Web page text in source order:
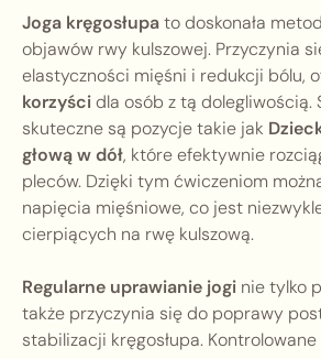
Joga kręgosłupato doskonała
objawów rwy kulszowej. Przyczynia
elastyczności mięśni i redukcji bólu,
korzyścidla osób z tą dolegliwością.
skuteczne są pozycje takie jak
głową w dół, które efektywnie
pleców. Dzięki tym ćwiczeniom
napięcia mięśniowe, co jest
cierpiących na rwę kulszową.
Regularne uprawianie jogi nie tylko
także przyczynia się do poprawy
stabilizacji kręgosłupa.